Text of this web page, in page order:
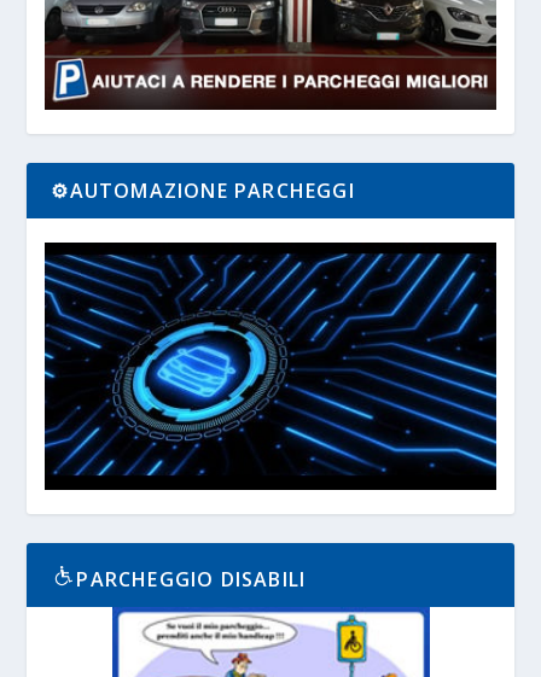
⚙️AUTOMAZIONE PARCHEGGI
PARCHEGGIO DISABILI